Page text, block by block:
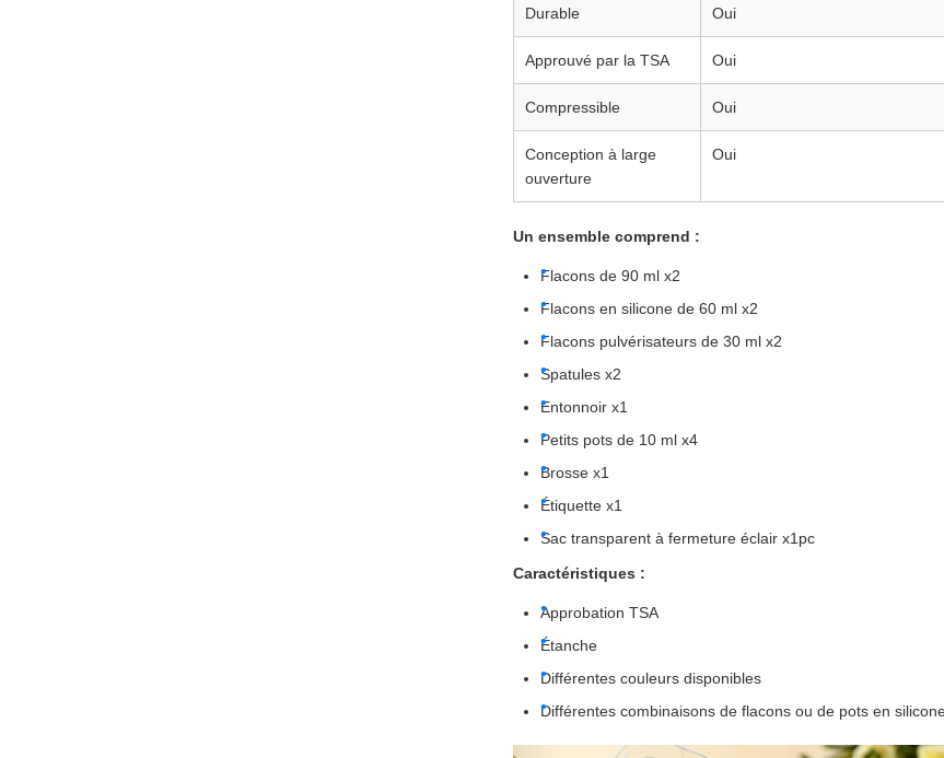
Durable Oui
Approuvé par la TSA Oui
Compressible Oui
Conception à large
ouverture
Oui
Un ensemble comprend :
Flacons de 90 ml x2
Flacons en silicone de 60 ml x2
Flacons pulvérisateurs de 30 ml x2
Spatules x2
Entonnoir x1
Petits pots de 10 ml x4
Brosse x1
Étiquette x1
Sac transparent à fermeture éclair x1pc
Caractéristiques :
Approbation TSA
Étanche
Différentes couleurs disponibles
Différentes combinaisons de flacons ou de pots en